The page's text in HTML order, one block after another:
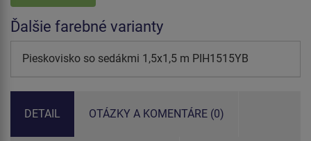
Ďalšie farebné varianty
Pieskovisko so sedákmi 1,5x1,5 m PIH1515YB
DETAIL OTÁZKY A KOMENTÁRE (0)